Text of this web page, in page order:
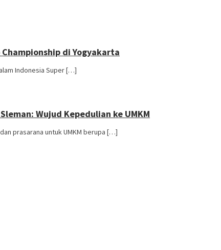
di Yogyakarta
Indonesia Super […]
Wujud Kepedulian ke UMKM
prasarana untuk UMKM berupa […]